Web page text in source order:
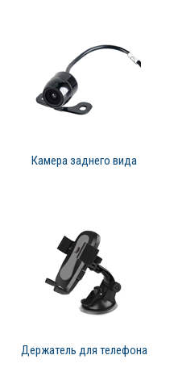
Камера заднего вида
Держатель для телефона